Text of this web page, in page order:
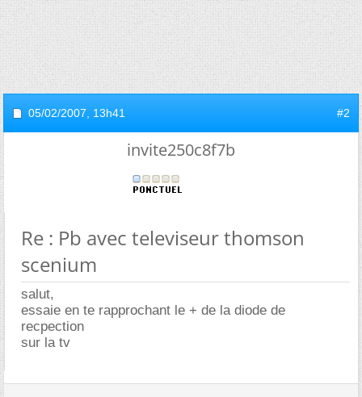
05/02/2007, 13h41 #2
invite250c8f7b
Re : Pb avec televiseur thomson
scenium
salut,
essaie en te rapprochant le + de la diode de
recpection
sur la tv